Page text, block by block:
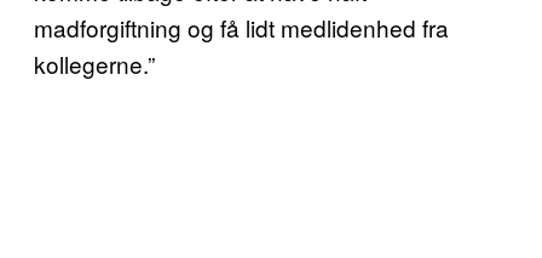
madforgiftning og få lidt medlidenhed fra
kollegerne.”